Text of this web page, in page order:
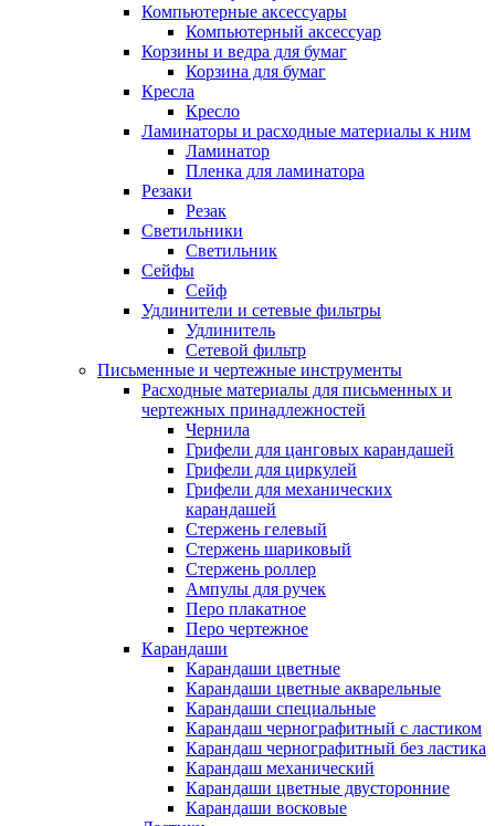
Компьютерные аксессуары
Компьютерный аксессуар
Корзины и ведра для бумаг
Корзина для бумаг
Кресла
Кресло
Ламинаторы и расходные материалы к ним
Ламинатор
Пленка для ламинатора
Резаки
Резак
Светильники
Светильник
Сейфы
Сейф
Удлинители и сетевые фильтры
Удлинитель
Сетевой фильтр
Письменные и чертежные инструменты
Расходные материалы для письменных и
чертежных принадлежностей
Чернила
Грифели для цанговых карандашей
Грифели для циркулей
Грифели для механических
карандашей
Стержень гелевый
Стержень шариковый
Стержень роллер
Ампулы для ручек
Перо плакатное
Перо чертежное
Карандаши
Карандаши цветные
Карандаши цветные акварельные
Карандаши специальные
Карандаш чернографитный с ластиком
Карандаш чернографитный без ластика
Карандаш механический
Карандаши цветные двусторонние
Карандаши восковые